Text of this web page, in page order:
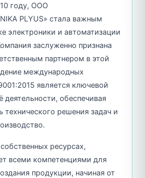
году, ООО
PLYUS» стала важным
электроники и автоматизации
заслуженно признана
партнером в этой
международных
является ключевой
деятельности, обеспечивая
технического решения задач и
ресурсах,
всеми компетенциями для
продукции, начиная от